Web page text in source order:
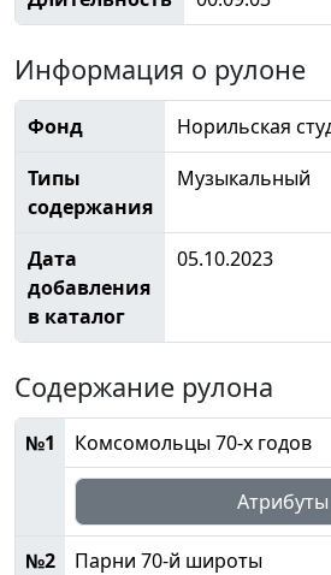
Информация о рулоне
Фонд
Норильская
Типы
содержания
Музыкальный
Дата
добавления
в каталог
05.10.2023
Содержание рулона
№1 Комсомольцы 70-х годов
Атрибуты
№2 Парни 70-й широты